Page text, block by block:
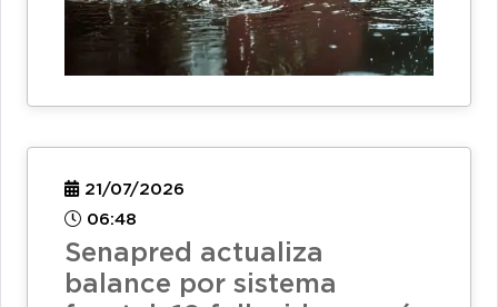
21/07/2026
06:48
Senapred actualiza
balance por sistema